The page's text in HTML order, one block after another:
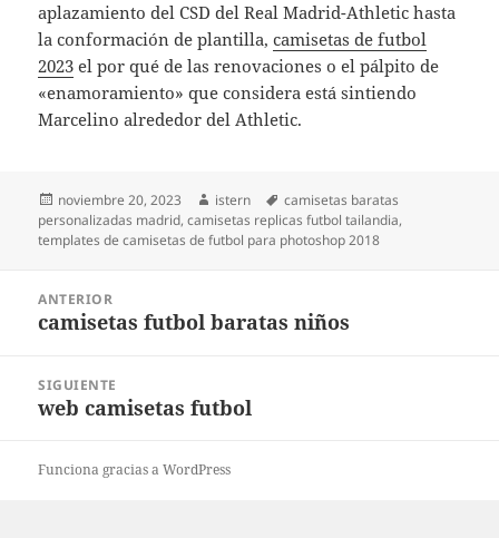
aplazamiento del CSD del Real Madrid-Athletic hasta
la conformación de plantilla,camisetas de futbol
2023 el por qué de las renovaciones o el pálpito de
«enamoramiento» que considera está sintiendo
Marcelino alrededor del Athletic.
Publicado
el
noviembre 20, 2023 Autor
istern Etiquetas
camisetas baratas
personalizadas madrid,camisetas replicas futbol tailandia,
templates de camisetas de futbol para photoshop 2018
entradas
ANTERIOR
Entrada
camisetas futbol baratas niños
SIGUIENTE
Entrada
web camisetas futbol
Funciona gracias a WordPress